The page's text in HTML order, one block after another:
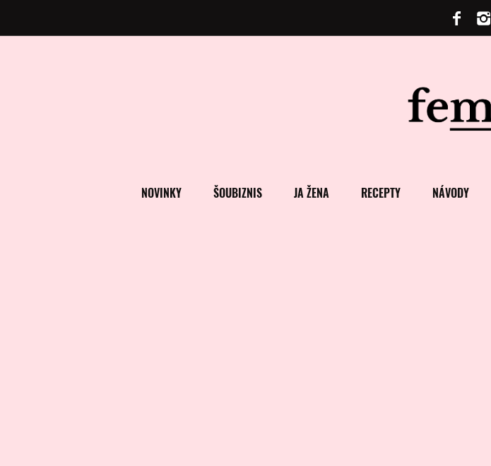
NOVINKY ŠOUBIZNIS JA ŽENA RECEPTY NÁVODY